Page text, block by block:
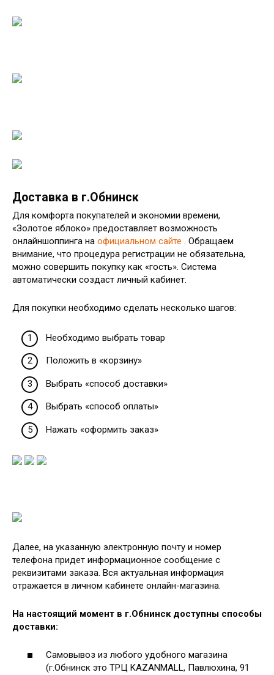
Доставка в г.Обнинск
Для комфорта покупателей и экономии времени,
«Золотое яблоко» предоставляет возможность
онлайншоппинга на официальном сайте . Обращаем
внимание, что процедура регистрации не обязательна,
можно совершить покупку как «гость». Система
автоматически создаст личный кабинет.
Для покупки необходимо сделать несколько шагов:
Необходимо выбрать товар
Положить в «корзину»
Выбрать «способ доставки»
Выбрать «способ оплаты»
Нажать «оформить заказ»
Далее, на указанную электронную почту и номер
телефона придет информационное сообщение с
реквизитами заказа. Вся актуальная информация
отражается в личном кабинете онлайн-магазина.
На настоящий момент в г.Обнинск доступны способы
доставки:
Самовывоз из любого удобного магазина
(г.Обнинск это ТРЦ KAZANMALL, Павлюхина, 91